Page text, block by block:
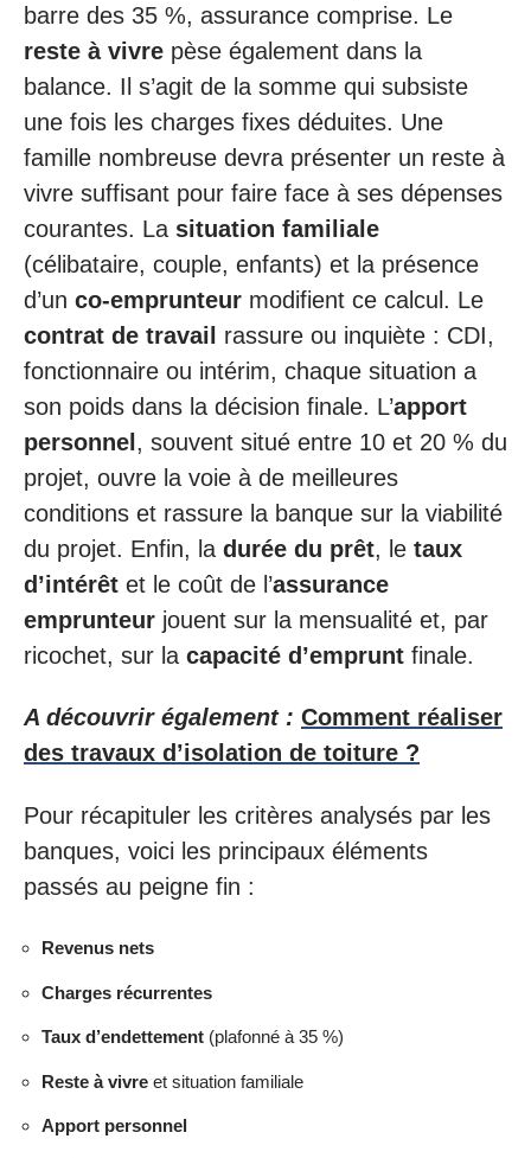
barre des 35 %, assurance comprise. Le
reste à vivre pèse également dans la
balance. Il s’agit de la somme qui subsiste
une fois les charges fixes déduites. Une
famille nombreuse devra présenter un reste à
vivre suffisant pour faire face à ses dépenses
courantes. La situation familiale
(célibataire, couple, enfants) et la présence
d’un co-emprunteur modifient ce calcul. Le
contrat de travail rassure ou inquiète : CDI,
fonctionnaire ou intérim, chaque situation a
son poids dans la décision finale. L’apport
personnel, souvent situé entre 10 et 20 % du
projet, ouvre la voie à de meilleures
conditions et rassure la banque sur la viabilité
du projet. Enfin, la durée du prêt, le taux
d’intérêt et le coût de l’assurance
emprunteur jouent sur la mensualité et, par
ricochet, sur la capacité d’emprunt finale.
A découvrir également : Comment réaliser
des travaux d’isolation de toiture ?
Pour récapituler les critères analysés par les
banques, voici les principaux éléments
passés au peigne fin :
Revenus nets
Charges récurrentes
Taux d’endettement (plafonné à 35 %)
Reste à vivre et situation familiale
Apport personnel